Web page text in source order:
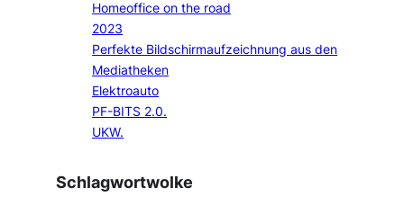
Homeoffice on the road
2023
Perfekte Bildschirmaufzeichnung aus den
Mediatheken
Elektroauto
PF-BITS 2.0.
UKW.
Schlagwortwolke